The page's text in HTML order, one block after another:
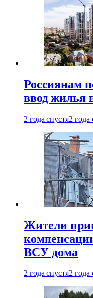
Россиянам
ввод жилья
2 года спустя2 года
Жители
ВСУ дома
2 года спустя2 года